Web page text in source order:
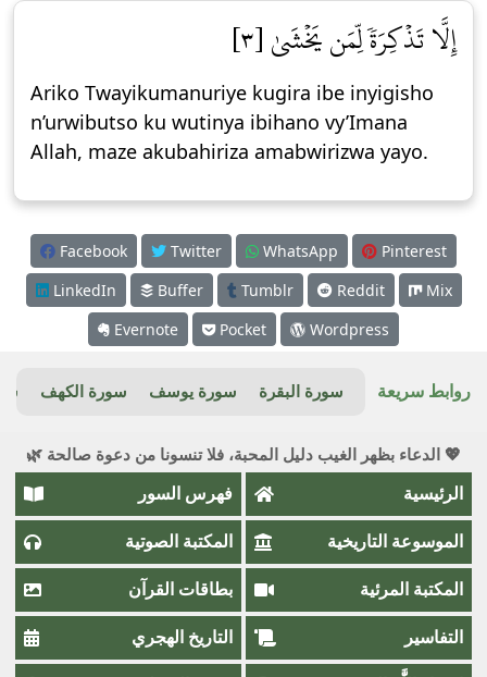
إِلَّا تَذۡكِرَةٗ لِّمَن يَخۡشَىٰ [٣]
Ariko Twayikumanuriye kugira ibe inyigisho
n’urwibutso ku wutinya ibihano vy’Imana
Allah, maze akubahiriza amabwirizwa yayo.
Facebook Twitter WhatsApp
Pinterest
LinkedIn
Buffer Tumblr Reddit
Mix
Evernote
Pocket Wordpress
روابط سريعة سورة البقرة سورة يوسف سورة الكهف
💖 الدعاء بظهر الغيب دليل المحبة، فلا تنسونا من دعوة صالحة 🌿
الرئيسية فهرس السور
الموسوعة التاريخية المكتبة الصوتية
المكتبة المرئية بطاقات القرآن
التفاسير التاريخ الهجري